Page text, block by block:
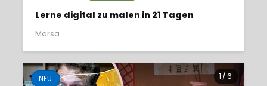
Lerne digital zu malen in 21 Tagen
Marsa
NEU 1 /6